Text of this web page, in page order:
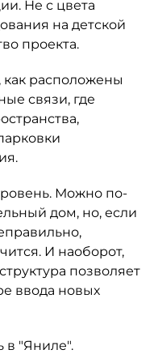
Не с цвета
на детской
проекта.
как расположены
связи, где
Можно по­
дом, но, если
И наоборот,
позволяет
ввода новых
в "Яниле".